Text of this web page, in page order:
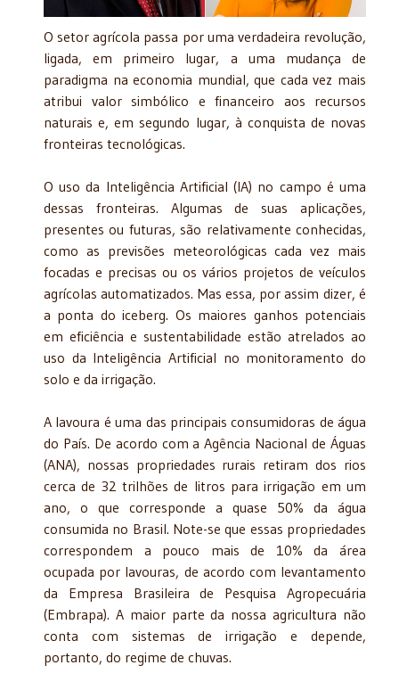
O setor agrícola passa por uma verdadeira revolução,
ligada, em primeiro lugar, a uma mudança de
paradigma na economia mundial, que cada vez mais
atribui valor simbólico e financeiro aos recursos
naturais e, em segundo lugar, à conquista de novas
fronteiras tecnológicas.
O uso da Inteligência Artificial (IA) no campo é uma
dessas fronteiras. Algumas de suas aplicações,
presentes ou futuras, são relativamente conhecidas,
como as previsões meteorológicas cada vez mais
focadas e precisas ou os vários projetos de veículos
agrícolas automatizados. Mas essa, por assim dizer, é
a ponta do iceberg. Os maiores ganhos potenciais
em eficiência e sustentabilidade estão atrelados ao
uso da Inteligência Artificial no monitoramento do
solo e da irrigação.
A lavoura é uma das principais consumidoras de água
do País. De acordo com a Agência Nacional de Águas
(ANA), nossas propriedades rurais retiram dos rios
cerca de 32 trilhões de litros para irrigação em um
ano, o que corresponde a quase 50% da água
consumida no Brasil. Note-se que essas propriedades
correspondem a pouco mais de 10% da área
ocupada por lavouras, de acordo com levantamento
da Empresa Brasileira de Pesquisa Agropecuária
(Embrapa). A maior parte da nossa agricultura não
conta com sistemas de irrigação e depende,
portanto, do regime de chuvas.